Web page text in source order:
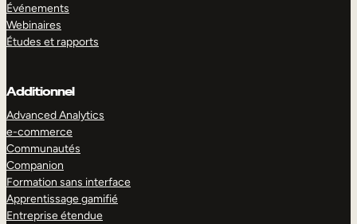
Événements
Webinaires
Études et rapports
Additionnel
Advanced Analytics
e-commerce
Communautés
Companion
Formation sans interface
Apprentissage gamifié
Entreprise étendue